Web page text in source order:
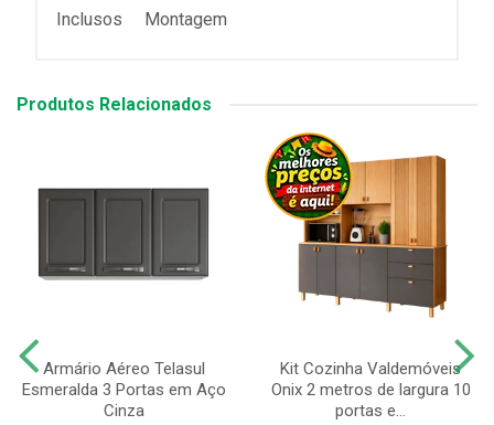
Inclusos
Montagem
Produtos Relacionados
Armário Aéreo Telasul
Esmeralda 3 Portas em Aço
Cinza
Kit Cozinha Valdemóveis
Onix 2 metros de largura 10
portas e...